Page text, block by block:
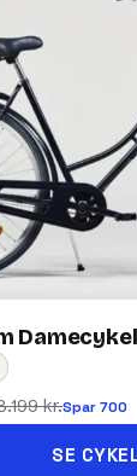
kr.Spar 700
SE